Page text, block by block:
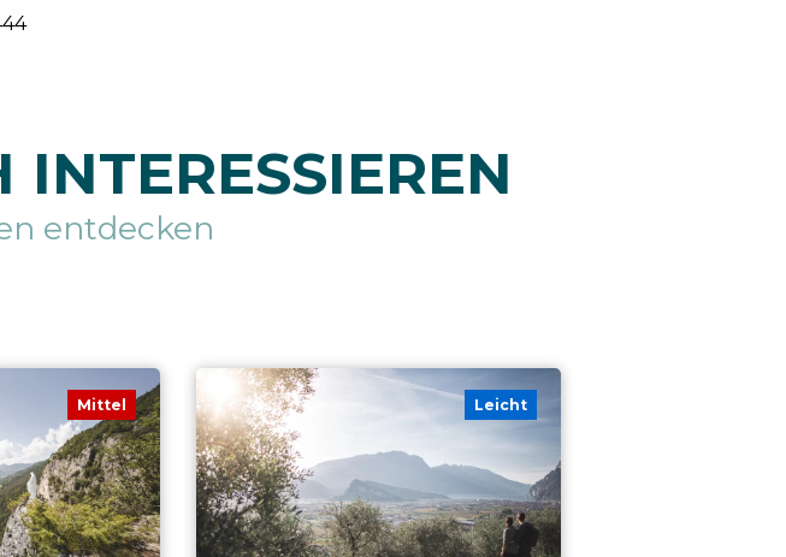
entdecken
Mittel Leicht